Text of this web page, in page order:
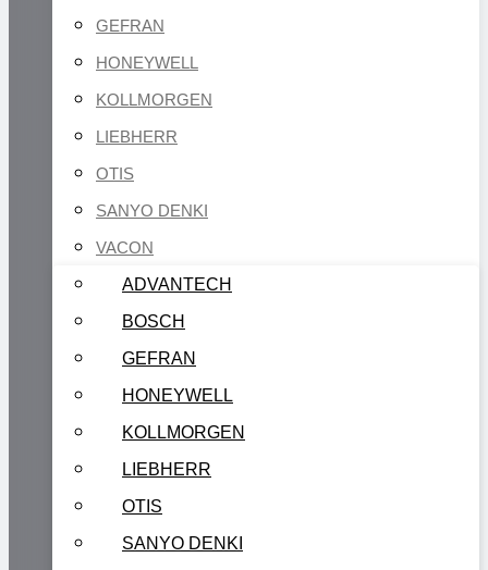
GEFRAN
HONEYWELL
KOLLMORGEN
LIEBHERR
OTIS
SANYO DENKI
VACON
ADVANTECH
BOSCH
GEFRAN
HONEYWELL
KOLLMORGEN
LIEBHERR
OTIS
SANYO DENKI